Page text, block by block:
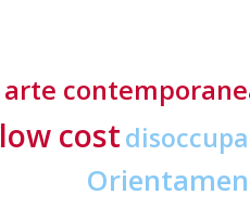
arte
low cost